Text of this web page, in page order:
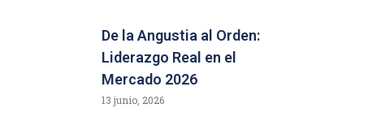
De la Angustia al Orden:
Liderazgo Real en el
Mercado 2026
13 junio, 2026